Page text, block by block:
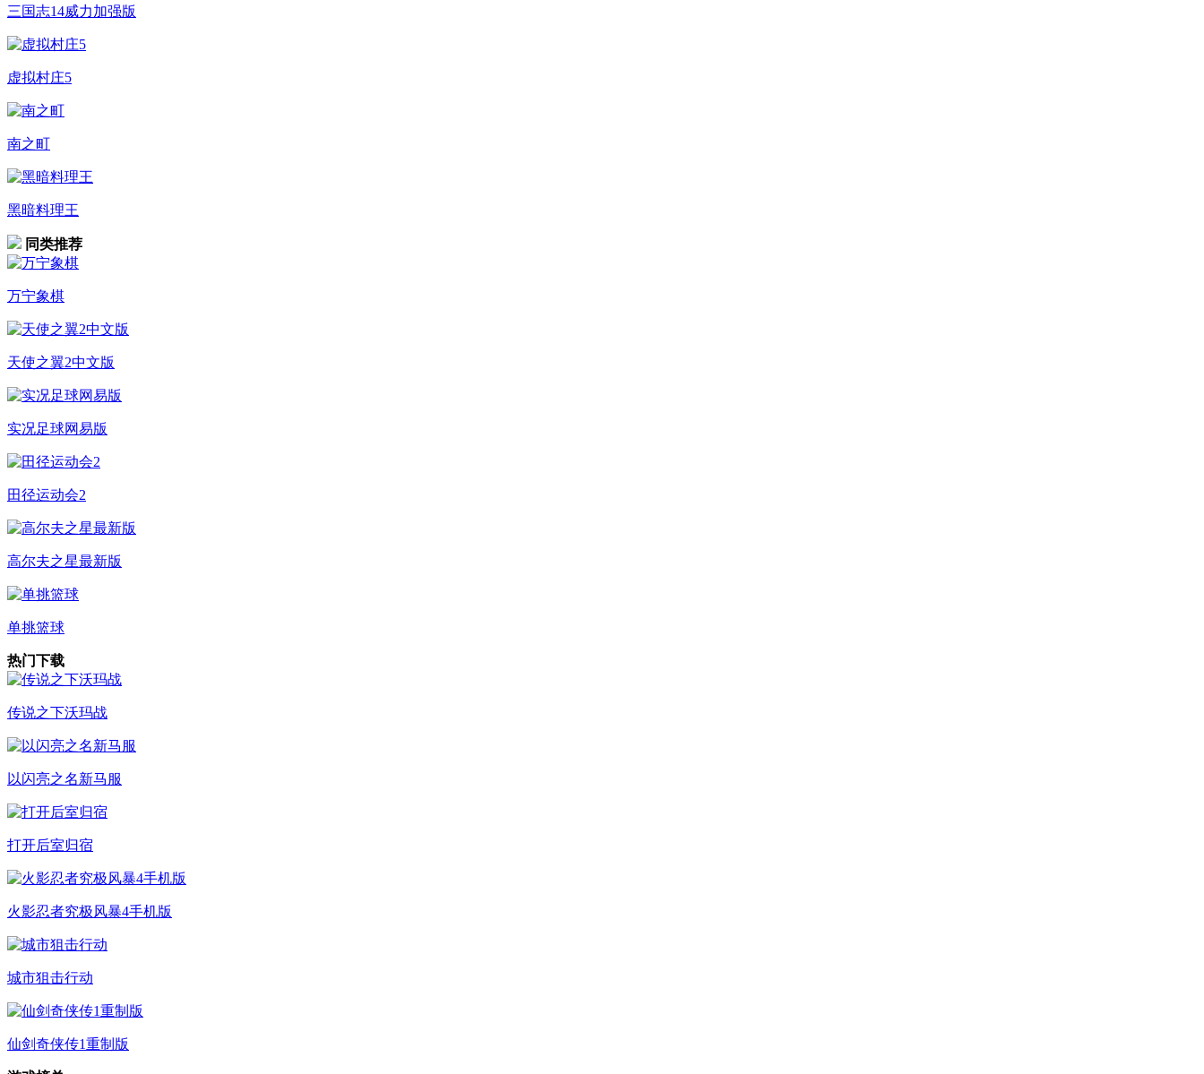
三国志14威力加强版
虚拟村庄5
南之町
黑暗料理王
同类推荐
万宁象棋
天使之翼2中文版
实况足球网易版
田径运动会2
高尔夫之星最新版
单挑篮球
热门下载
传说之下沃玛战
以闪亮之名新马服
打开后室归宿
火影忍者究极风暴4手机版
城市狙击行动
仙剑奇侠传1重制版